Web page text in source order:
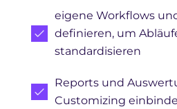
eigene Workflows
definieren, um
standardisieren
Reports und
Customizing